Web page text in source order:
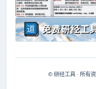
© 研经工具 · 所有